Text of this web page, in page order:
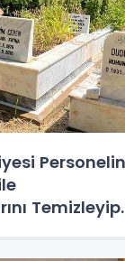
Temizleyip